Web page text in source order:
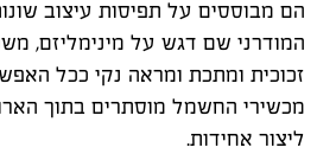
הם מבוססים על תפיסות עיצוב
המודרני שם דגש על מינימליזם,
זכוכית ומתכת ומראה נקי ככל
מכשירי החשמל מוסתרים בתוך
ליצור אחידות.